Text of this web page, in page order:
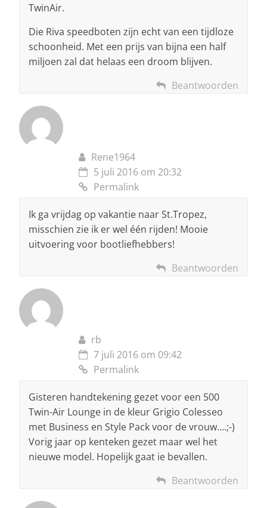
TwinAir.
Die Riva speedboten zijn echt van een tijdloze
schoonheid. Met een prijs van bijna een half
miljoen zal dat helaas een droom blijven.
Beantwoorden
Rene1964
5 juli 2016 om 20:32
Permalink
Ik ga vrijdag op vakantie naar St.Tropez,
misschien zie ik er wel één rijden! Mooie
uitvoering voor bootliefhebbers!
Beantwoorden
rb
7 juli 2016 om 09:42
Permalink
Gisteren handtekening gezet voor een 500
Twin-Air Lounge in de kleur Grigio Colesseo
met Business en Style Pack voor de vrouw….;-)
Vorig jaar op kenteken gezet maar wel het
nieuwe model. Hopelijk gaat ie bevallen.
Beantwoorden